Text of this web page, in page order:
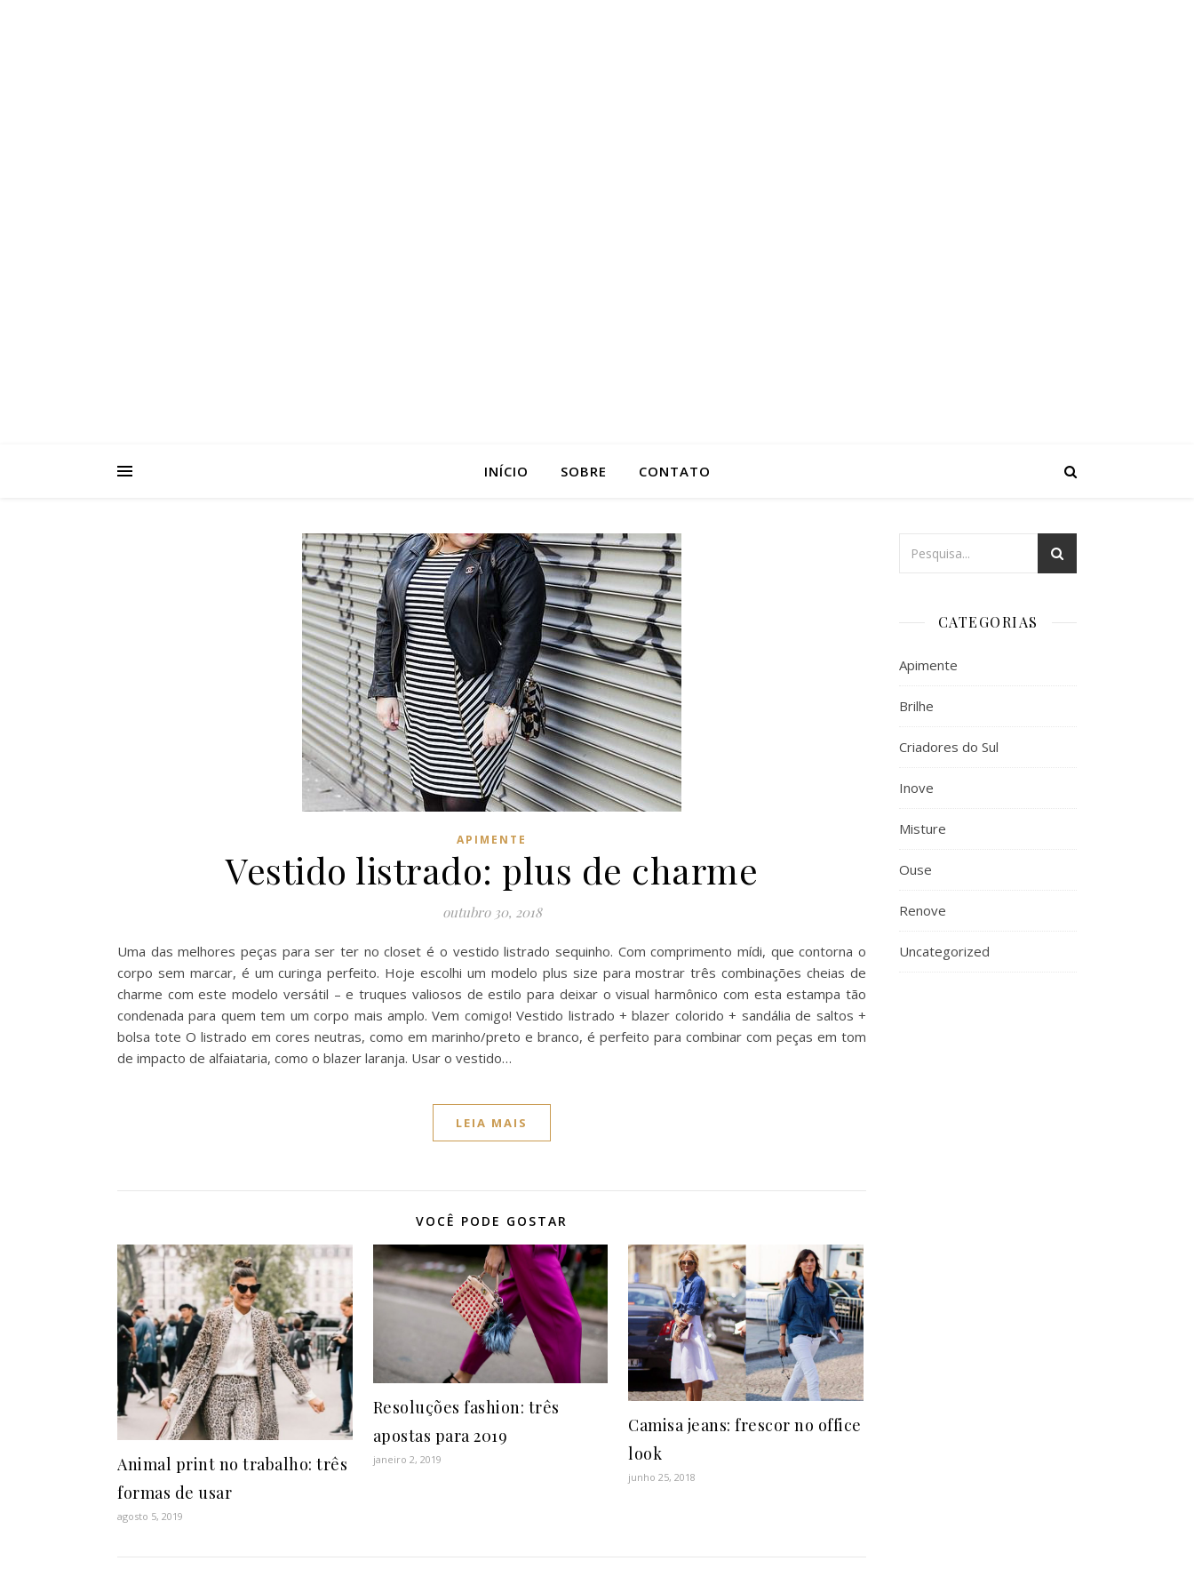
INÍCIO SOBRE CONTATO
APIMENTE
Vestido listrado: plus de charme
outubro 30, 2018
Uma das melhores peças para ser ter no closet é o vestido listrado sequinho. Com comprimento mídi, que contorna o
corpo sem marcar, é um curinga perfeito. Hoje escolhi um modelo plus size para mostrar três combinações cheias de
charme com este modelo versátil – e truques valiosos de estilo para deixar o visual harmônico com esta estampa tão
condenada para quem tem um corpo mais amplo. Vem comigo! Vestido listrado + blazer colorido + sandália de saltos +
bolsa tote O listrado em cores neutras, como em marinho/preto e branco, é perfeito para combinar com peças em tom
de impacto de alfaiataria, como o blazer laranja. Usar o vestido…
LEIA MAIS
VOCÊ PODE GOSTAR
Animal print no trabalho: três
formas de usar
agosto 5, 2019
Resoluções fashion: três
apostas para 2019
janeiro 2, 2019
Camisa jeans: frescor no office
look
junho 25, 2018
CATEGORIAS
Apimente
Brilhe
Criadores do Sul
Inove
Misture
Ouse
Renove
Uncategorized